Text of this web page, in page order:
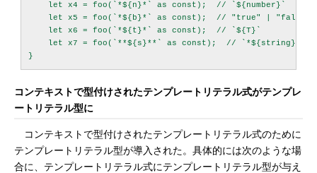
    let x4 = foo(`*${n}*` as const);  // `${number}`
    let x5 = foo(`*${b}*` as const);  // "true" | "false"
    let x6 = foo(`*${t}*` as const);  // `${T}`
    let x7 = foo(`**${s}**` as const);  // `*${string}*`
コンテキストで型付けされたテンプレートリテラル式がテンプレ
ートリテラル型に
コンテキストで型付けされたテンプレートリテラル式のために
テンプレートリテラル型が導入された。具体的には次のような場
合に、テンプレートリテラル式にテンプレートリテラル型が与え